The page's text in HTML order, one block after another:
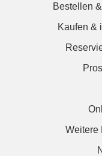
Bestellen
Kaufen &
Weitere